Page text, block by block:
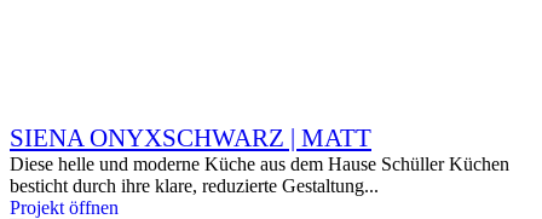
SIENA ONYXSCHWARZ | MATT
Diese helle und moderne Küche aus dem Hause Schüller Küchen
besticht durch ihre klare, reduzierte Gestaltung...
Projekt öffnen